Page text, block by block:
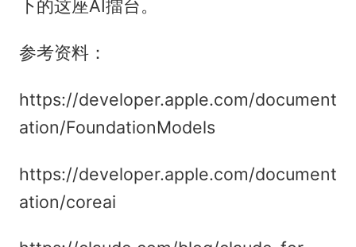
下的这座AI擂台。
参考资料：
https://developer.apple.com/document
ation/FoundationModels
https://developer.apple.com/document
ation/coreai